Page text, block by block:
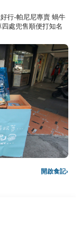
行-帕尼尼專賣 蝸牛
處兜售順便打知名
開啟食記›